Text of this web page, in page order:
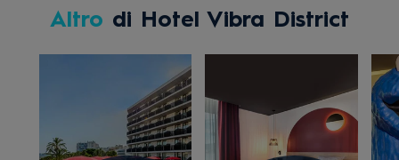
Altro di Hotel Vibra District